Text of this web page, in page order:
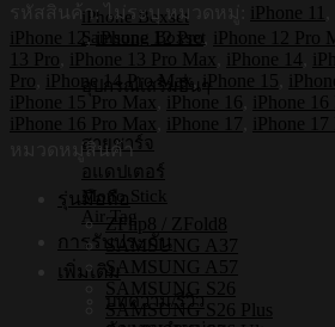
iPhone Boxset
Samsung Boxset
อุปกรณ์เสริมอื่นๆ
สายชาร์จ
อแดปเตอร์
Mono Stick
Air Tag
การรับประกัน
เพิ่มเติม
บทความ/รีวิว
กระแทก
iPhone
รุ่น
Pomeranian
รหัสสินค้า: ไม่ระบุ หมวดหมู่: iPhone 11
iPhone 12, iPhone 12 Pro, iPhone 12 Pro
13 Pro
iPhone 13 Pro Max iPhone 14
Pro
iPhone 14 Pro Max iPhone 15
iPhone 15 Pro Max
iPhone 16 iPhone 16
iPhone 16 Pro Max
iPhone 17 iPhone 17
หมวดหมู่สินค้า
รุ่นมือถือ
ZFlip8 / ZFold8
SAMSUNG A37
SAMSUNG A57
SAMSUNG S26
SAMSUNG S26 Plus